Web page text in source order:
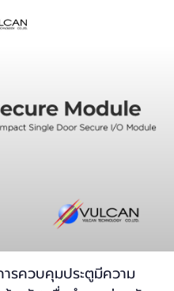
รควบคุมประตูมีความ